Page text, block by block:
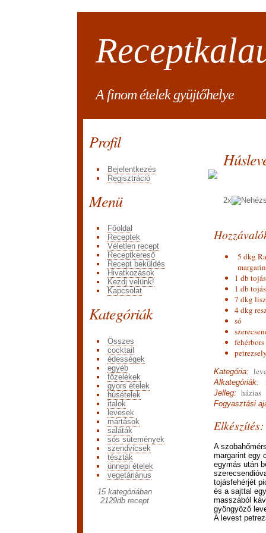
A finom ételek gyüjtőhelye
Profil
Bejelentkezés
Regisztráció
Menü
Főoldal
Receptek
Véletlen recept
Receptkereső
Recept beküldés
Hivatkozások
Kezdj velünk!
Kapcsolat
Kategóriák
Összes
cocktail
édességek
egyéb
főzelékek
gyors ételek
húsételek
italok
levesek
mártások
saláták
sós sütemények
szendvicsek
tészták
ünnepi ételek
vegetáriánus
15 kategóriában
2129db recept
2x
5 dkg
margarin
1 db
1 db tojás
7 dkg
4 dkg
só
fehérbors
Kategória:
Alkategóriák:
Jelleg: házias
Fogyasztási
Elkészítés:
A
margarint egy
egymás után
tojásfehérjét
és a sajttal
masszából
gyöngyöző
A levest